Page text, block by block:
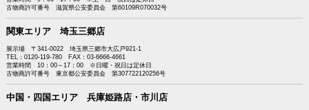
古物商許可番号 滋賀県公安委員会 第60109R070032号
関東エリア 埼玉三郷店
展示場 〒341-0022 埼玉県三郷市大広戸921-1
TEL：0120-119-780 FAX：03-6666-4661
営業時間 10：00～17：00 ※日曜・祝日は定休日
古物商許可番号 東京都公安委員会 第307722120256号
中国・四国エリア 兵庫姫路店・市川店